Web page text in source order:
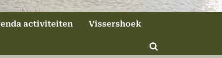
activiteiten Vissershoek
Toggle